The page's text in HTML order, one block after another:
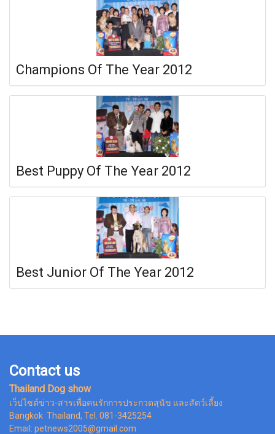
Champions Of The Year 2012
Best Puppy Of The Year 2012
Best Junior Of The Year 2012
Contact us
Thailand Dog show
เว็ปไซต์ข่าว-สารเพื่อคนรักการประกวดสุนัข และสัตว์เลี้ยง
Bangkok Thailand, Tel. 081-3425254
Email: petnews2005@gmail.com